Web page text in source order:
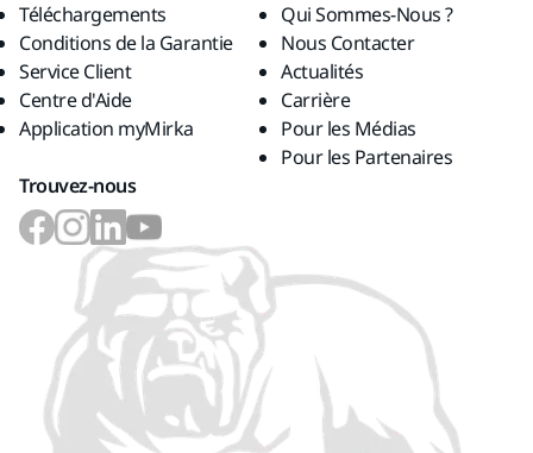
Téléchargements
Conditions de la Garantie
Service Client
Centre d'Aide
Application myMirka
Qui Sommes-Nous ?
Nous Contacter
Actualités
Carrière
Pour les Médias
Pour les Partenaires
Trouvez-nous